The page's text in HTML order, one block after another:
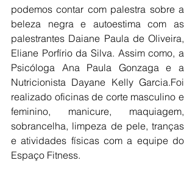
podemos contar com palestra sobre a
beleza negra e autoestima com as
palestrantes Daiane Paula de Oliveira,
Eliane Porfírio da Silva. Assim como, a
Psicóloga Ana Paula Gonzaga e a
Nutricionista Dayane Kelly Garcia.Foi
realizado oficinas de corte masculino e
feminino, manicure, maquiagem,
sobrancelha, limpeza de pele, tranças
e atividades físicas com a equipe do
Espaço Fitness.